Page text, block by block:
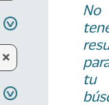
No
tu